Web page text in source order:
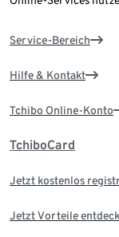
Service-Bereich
Hilfe & Kontakt
Tchibo Online-Konto
TchiboCard
Jetzt kostenlos
Jetzt Vorteile